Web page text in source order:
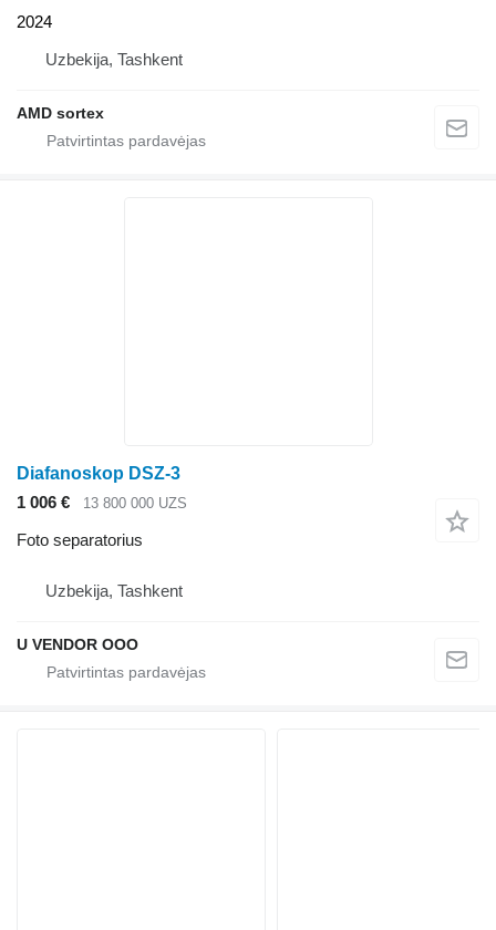
2024
Uzbekija, Tashkent
AMD sortex
Diafanoskop DSZ-3
1 006 €
13 800 000 UZS
Foto separatorius
Uzbekija, Tashkent
U VENDOR OOO